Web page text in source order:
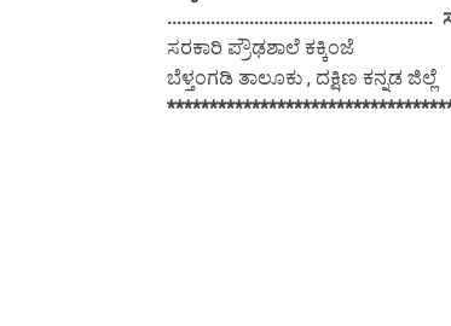
.......................................................
ಸರಕಾರಿ ಪ್ರೌಢಶಾಲೆ ಕಕ್ಕಿಂಜೆ
ಬೆಳ್ತಂಗಡಿ ತಾಲೂಕು , ದಕ್ಷಿಣ ಕನ್ನಡ ಜಿಲ್ಲೆ